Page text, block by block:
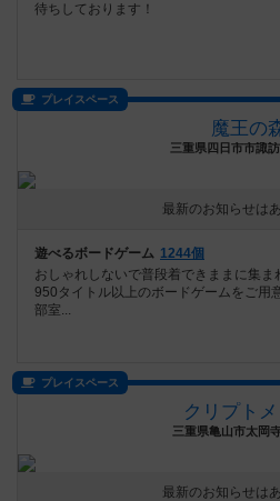
待ちしております！
プレイスペース
魔王の
三重県四日市市諏
最新のお知らせは
遊べるボードゲーム 1244個
おしゃれしないで普段着できままに集ま
950タイトル以上のボードゲームをご用
部室...
プレイスペース
クリプト
三重県亀山市太岡
最新のお知らせは